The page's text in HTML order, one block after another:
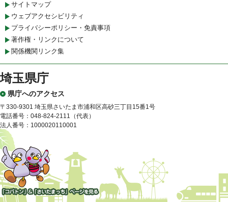
サイトマップ
ウェブアクセシビリティ
プライバシーポリシー・免責事項
著作権・リンクについて
関係機関リンク集
埼玉県庁
県庁へのアクセス
〒330-9301 埼玉県さいたま市浦和区高砂三丁目15番1号
電話番号：048-824-2111（代表）
法人番号：1000020110001
「コバトン」&「さいたまっ